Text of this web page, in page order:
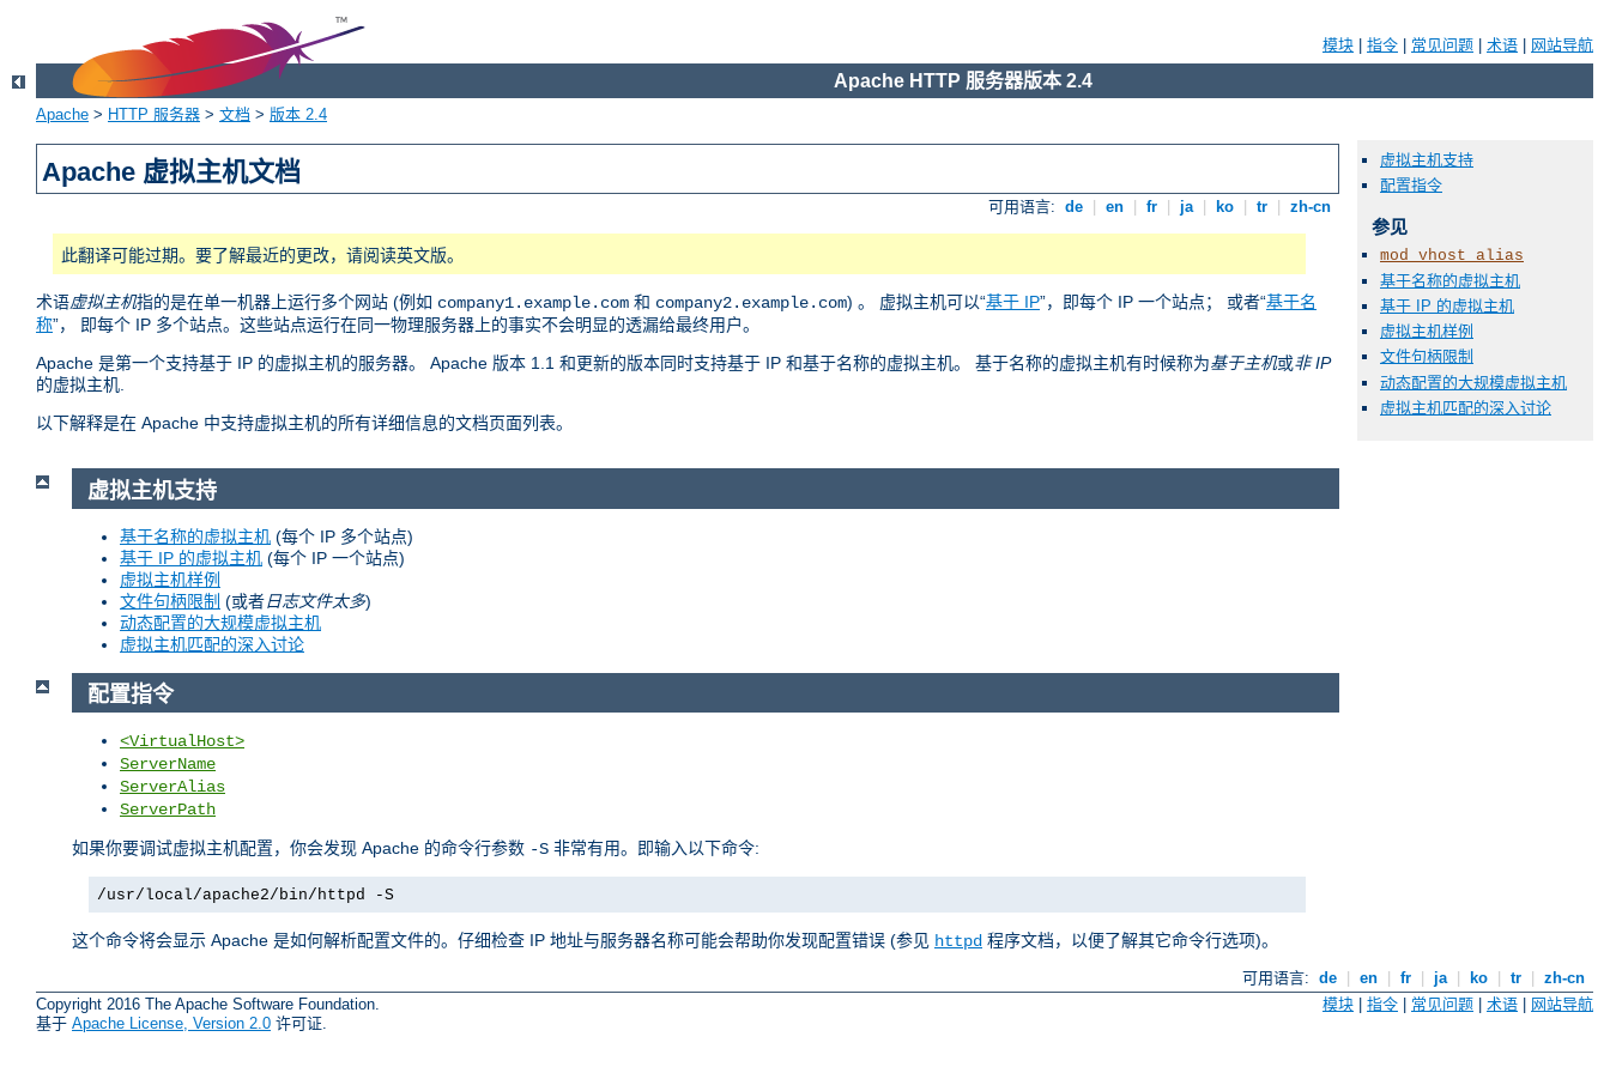
模块 指令 常见问题 术语 网站导航
Apache HTTP 服务器版本 2.4
Apache > HTTP 服务器 > 文档 > 版本 2.4
Apache 虚拟主机文档
可用语言: de en fr ja ko tr zh-cn
此翻译可能过期。要了解最近的更改，请阅读英文版。
术语虚拟主机指的是在单一机器上运行多个网站 (例如 company1.example.com 和 company2.example.com) 。 虚拟主机可以“基于 IP”，即每个 IP 一个站点； 或者“基于名
称”， 即每个 IP 多个站点。这些站点运行在同一物理服务器上的事实不会明显的透漏给最终用户。
Apache 是第一个支持基于 IP 的虚拟主机的服务器。 Apache 版本 1.1 和更新的版本同时支持基于 IP 和基于名称的虚拟主机。 基于名称的虚拟主机有时候称为基于主机或非 IP
的虚拟主机.
以下解释是在 Apache 中支持虚拟主机的所有详细信息的文档页面列表。
虚拟主机支持
配置指令
参见
mod_vhost_alias
基于名称的虚拟主机
基于 IP 的虚拟主机
虚拟主机样例
文件句柄限制
动态配置的大规模虚拟主机
虚拟主机匹配的深入讨论
虚拟主机支持
基于名称的虚拟主机 (每个 IP 多个站点)
基于 IP 的虚拟主机 (每个 IP 一个站点)
虚拟主机样例
文件句柄限制 (或者日志文件太多)
动态配置的大规模虚拟主机
虚拟主机匹配的深入讨论
配置指令
<VirtualHost>
ServerName
ServerAlias
ServerPath
如果你要调试虚拟主机配置，你会发现 Apache 的命令行参数 -S 非常有用。即输入以下命令:
/usr/local/apache2/bin/httpd -S
这个命令将会显示 Apache 是如何解析配置文件的。仔细检查 IP 地址与服务器名称可能会帮助你发现配置错误 (参见 httpd 程序文档，以便了解其它命令行选项)。
可用语言: de en fr ja ko tr
zh-cn
Copyright 2016 The Apache Software Foundation.
基于 Apache License, Version 2.0 许可证.
模块 指令 常见问题 术语 网站导航